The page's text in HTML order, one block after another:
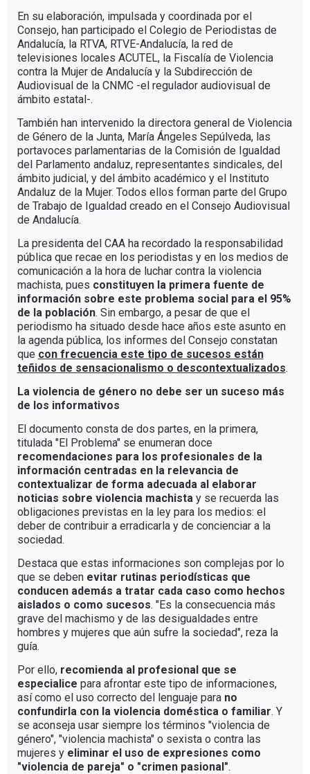
En su elaboración, impulsada y coordinada por el
Consejo, han participado el Colegio de Periodistas de
Andalucía, la RTVA, RTVE-Andalucía, la red de
televisiones locales ACUTEL, la Fiscalía de Violencia
contra la Mujer de Andalucía y la Subdirección de
Audiovisual de la CNMC -el regulador audiovisual de
ámbito estatal-.
También han intervenido la directora general de Violencia
de Género de la Junta, María Ángeles Sepúlveda, las
portavoces parlamentarias de la Comisión de Igualdad
del Parlamento andaluz, representantes sindicales, del
ámbito judicial, y del ámbito académico y el Instituto
Andaluz de la Mujer. Todos ellos forman parte del Grupo
de Trabajo de Igualdad creado en el Consejo Audiovisual
de Andalucía.
La presidenta del CAA ha recordado la responsabilidad
pública que recae en los periodistas y en los medios de
comunicación a la hora de luchar contra la violencia
machista, pues constituyen la primera fuente de
información sobre este problema social para el 95%
de la población. Sin embargo, a pesar de que el
periodismo ha situado desde hace años este asunto en
la agenda pública, los informes del Consejo constatan
que con frecuencia este tipo de sucesos están
teñidos de sensacionalismo o descontextualizados.
La violencia de género no debe ser un suceso más
de los informativos
El documento consta de dos partes, en la primera,
titulada "El Problema" se enumeran doce
recomendaciones para los profesionales de la
información centradas en la relevancia de
contextualizar de forma adecuada al elaborar
noticias sobre violencia machistay se recuerda las
obligaciones previstas en la ley para los medios: el
deber de contribuir a erradicarla y de concienciar a la
sociedad.
Destaca que estas informaciones son complejas por lo
que se deben evitar rutinas periodísticas que
conducen además a tratar cada caso como hechos
aislados o como sucesos. "Es la consecuencia más
grave del machismo y de las desigualdades entre
hombres y mujeres que aún sufre la sociedad", reza la
guía.
Por ello, recomienda al profesional que se
especialice para afrontar este tipo de informaciones,
así como el uso correcto del lenguaje para no
confundirla con la violencia doméstica o familiar. Y
se aconseja usar siempre los términos "violencia de
género", "violencia machista" o sexista o contra las
mujeres y eliminar el uso de expresiones como
"violencia de pareja" o "crimen pasional".